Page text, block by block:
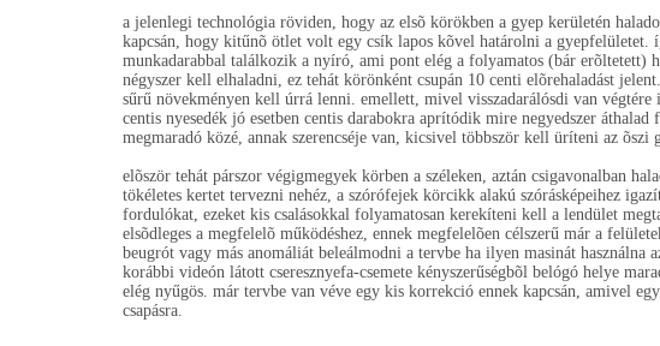
a jelenlegi technológia röviden, hogy az elsõ körökben a gyep kerületén
kapcsán, hogy kitűnõ ötlet volt egy csík lapos kõvel határolni a gyepfelületet.
munkadarabbal találkozik a nyíró, ami pont elég a folyamatos (bár erõltetett)
négyszer kell elhaladni, ez tehát körönként csupán 10 centi elõrehaladást
sűrű növekményen kell úrrá lenni. emellett, mivel visszadarálósdi van
centis nyesedék jó esetben centis darabokra aprítódik mire negyedszer
megmaradó közé, annak szerencséje van, kicsivel többször kell üríteni az õszi
elõször tehát párszor végigmegyek körben a széleken, aztán csigavonalban
tökéletes kertet tervezni nehéz, a szórófejek körcikk alakú szórásképeihez
fordulókat, ezeket kis csalásokkal folyamatosan kerekíteni kell a lendület
elsõdleges a megfelelõ működéshez, ennek megfelelõen célszerű már a
beugrót vagy más anomáliát beleálmodni a tervbe ha ilyen masinát használna
korábbi videón látott cseresznyefa-csemete kényszerűségbõl belógó helye
elég nyűgös. már tervbe van véve egy kis korrekció ennek kapcsán, amivel
csapásra.